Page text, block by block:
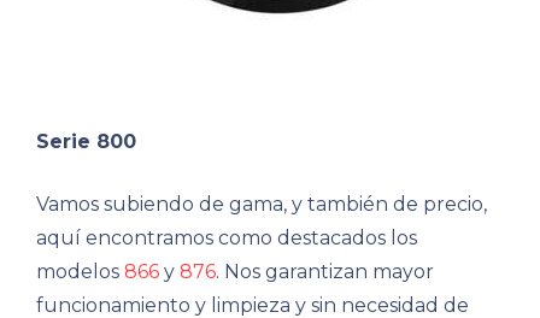
Serie 800
Vamos subiendo de gama, y también de precio,
aquí encontramos como destacados los
modelos 866 y 876. Nos garantizan mayor
funcionamiento y limpieza y sin necesidad de